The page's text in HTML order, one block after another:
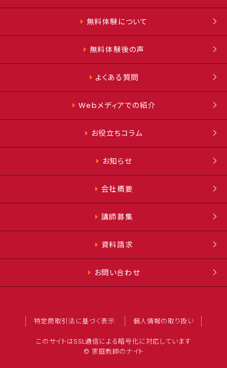
無料体験について
無料体験後の声
よくある質問
Webメディアでの紹介
お役立ちコラム
お知らせ
会社概要
講師募集
資料請求
お問い合わせ
特定商取引法に基づく表示 個人情報の取り扱い
このサイトはSSL通信による暗号化に対応しています
© 家庭教師のナイト